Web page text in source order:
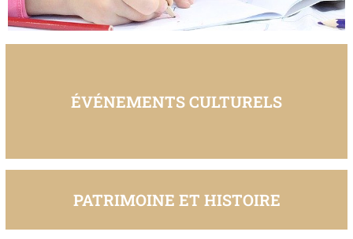
ÉVÉNEMENTS CULTURELS
PATRIMOINE ET HISTOIRE